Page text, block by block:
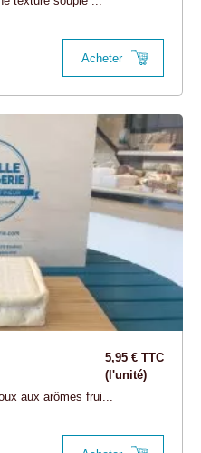
Acheter
5,95 € TTC
(l'unité)
aux arômes frui...